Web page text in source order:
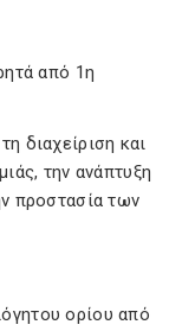
από 1η
διαχείριση και
την ανάπτυξη
προστασία των
ορίου από